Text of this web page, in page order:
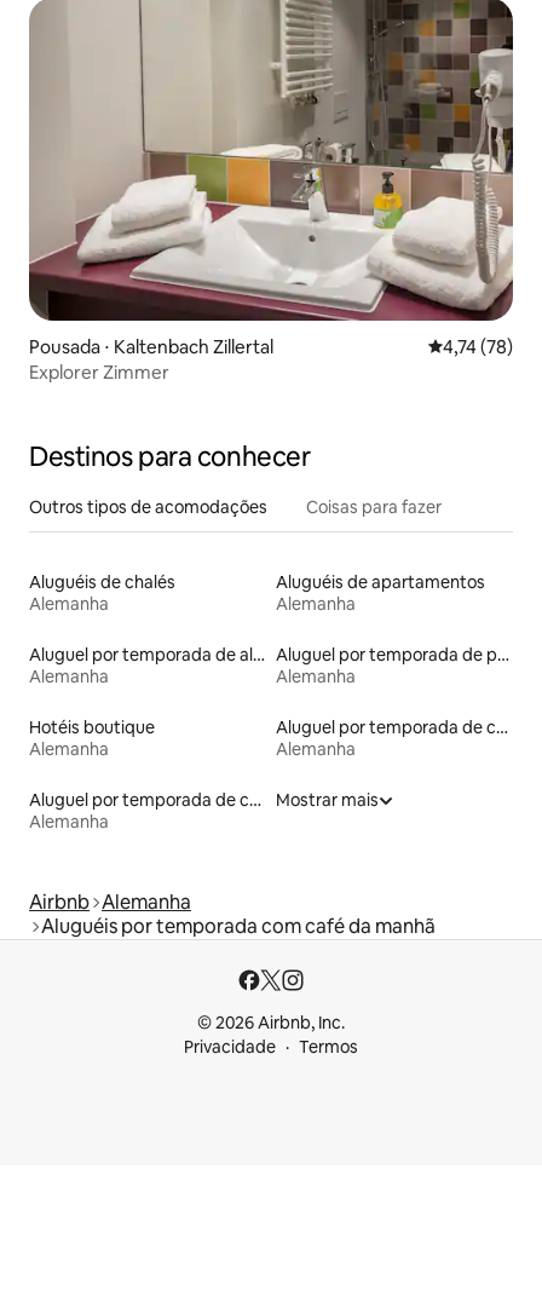
Pousada ⋅ Kaltenbach Zillertal 4,74 de uma
4,74 (78)
Explorer Zimmer
Destinos para conhecer
Outros tipos de acomodações Coisas para fazer
Aluguéis de chalés
Alemanha
Aluguéis de apartamentos
Alemanha
Aluguel por temporada de alojamentos ecológicos
Alemanha
Aluguel por temporada de pensões coreanas
Alemanha
Hotéis boutique
Alemanha
Aluguel por temporada de contêineres
Alemanha
Aluguel por temporada de cabanas de pastor
Alemanha
Mostrar mais
Airbnb Alemanha
Aluguéis por temporada com café da manhã
© 2026 Airbnb, Inc.
Privacidade
Termos